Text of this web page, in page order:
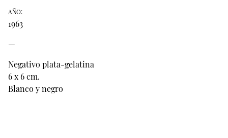
AÑO:
1963
—
Negativo plata-gelatina
6 x 6 cm.
Blanco y negro